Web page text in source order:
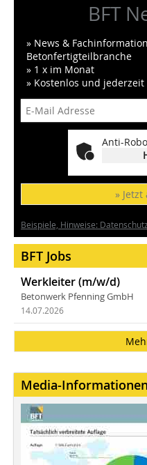
BFT
» News &
Betonfertigteilbranche
» 1 x im Monat
» Kostenlos und
Anti-
»
Beispiele, Hinweise:
BFT Jobs
Werkleiter (m/w/d)
Betonwerk Pfenning GmbH
14.07.2026
Media-Informationen